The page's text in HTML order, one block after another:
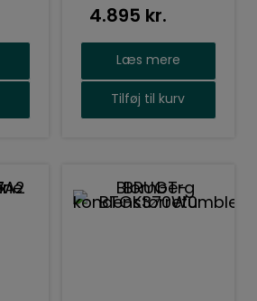
4.895 kr.
Læs mere
Tilføj til kurv